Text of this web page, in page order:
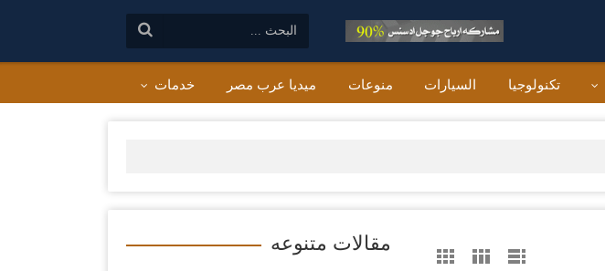
تكنولوجيا السيارات منوعات ميديا عرب مصر خدمات
مقالات متنوعه